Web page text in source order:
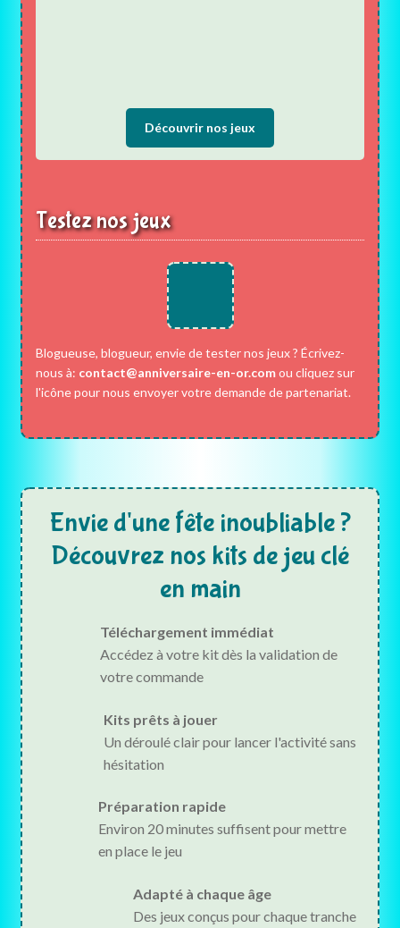
Découvrir nos jeux
Testez nos jeux
Blogueuse, blogueur, envie de tester nos jeux ? Écrivez-
nous à: contact@anniversaire-en-or.comou cliquez sur
l'icône pour nous envoyer votre demande de partenariat.
Envie d'une fête inoubliable ?
Découvrez nos kits de jeu clé
en main
Téléchargement immédiat
Accédez à votre kit dès la validation de
votre commande
Kits prêts à jouer
Un déroulé clair pour lancer l'activité sans
hésitation
Préparation rapide
Environ 20 minutes suffisent pour mettre
en place le jeu
Adapté à chaque âge
Des jeux conçus pour chaque tranche